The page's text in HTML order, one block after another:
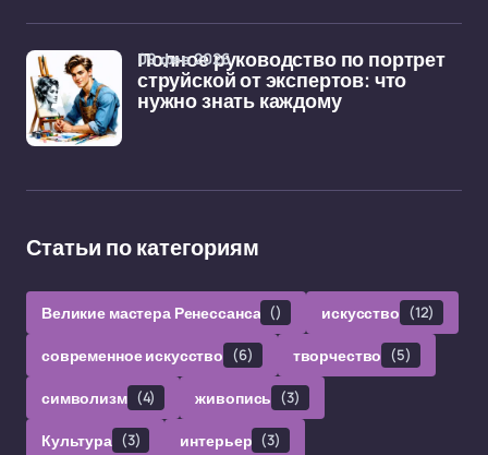
Полное руководство по портрет
струйской от экспертов: что
нужно знать каждому
09 фев 2026
Статьи по категориям
Великие мастера Ренессанса () искусство (12)
современное искусство (6) творчество (5)
символизм (4) живопись (3)
Культура (3) интерьер (3)